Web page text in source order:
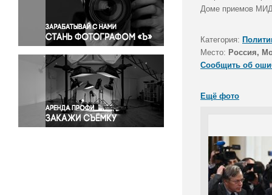
Правосудие
Происшествия и конфликты
Религия
Светская жизнь
Спорт
Экология
Экономика и бизнес
Доме приемов МИД
Категория:
Место: Россия,
Сообщить об
Ещё фото